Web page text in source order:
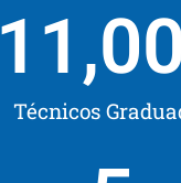
Técnicos